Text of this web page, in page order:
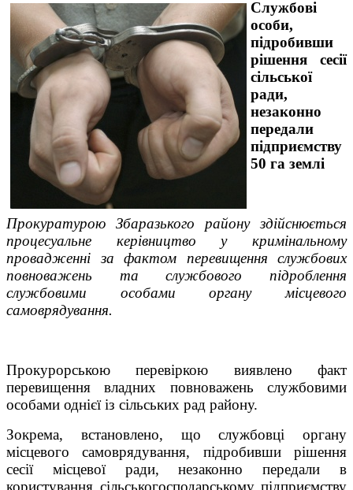
Службові
особи,
підробивши
рішення сесії
сільської
ради,
незаконно
передали
підприємству
50 га землі
Прокуратурою Збаразького районуздійснюється
процесуальне керівництво у кримінальному
провадженні за фактом
перевищення службових
повноважень та службового підроблення
службовими особами органу місцевого
самоврядування.
Прокурорською перевіркою виявлено факт
перевищення владних повноважень службовими
особами однієї із сільських рад району.
Зокрема, встановлено, що службовці органу
місцевого самоврядування, підробивши рішення
сесії місцевої ради, незаконно передали в
користування сільськогосподарському підприємству